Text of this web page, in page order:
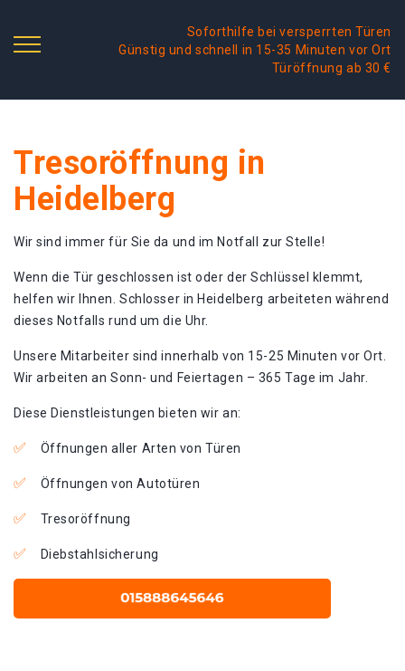
Soforthilfe bei versperrten Türen
Günstig und schnell in 15-35 Minuten vor Ort
Türöffnung ab 30 €
Tresoröffnung in
Heidelberg
Wir sind immer für Sie da und im Notfall zur Stelle!
Wenn die Tür geschlossen ist oder der Schlüssel klemmt,
helfen wir Ihnen. Schlosser in Heidelberg arbeiteten während
dieses Notfalls rund um die Uhr.
Unsere Mitarbeiter sind innerhalb von 15-25 Minuten vor Ort.
Wir arbeiten an Sonn- und Feiertagen – 365 Tage im Jahr.
Diese Dienstleistungen bieten wir an:
Öffnungen aller Arten von Türen
Öffnungen von Autotüren
Tresoröffnung
Diebstahlsicherung